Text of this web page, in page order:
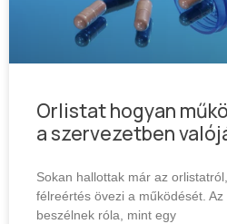
Orlistat hogyan
a szervezetben
Sokan hallottak már az
félreértés övezi a működését.
beszélnek róla, mint egy